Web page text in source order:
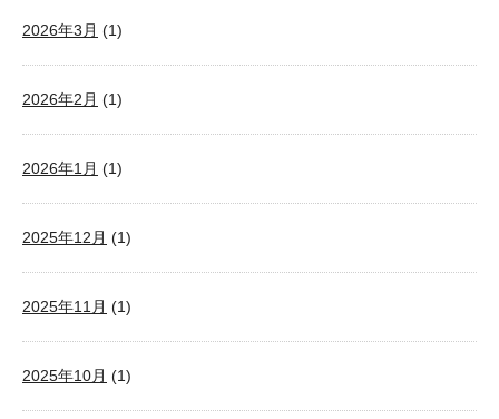
2026年3月 (1)
2026年2月 (1)
2026年1月 (1)
2025年12月 (1)
2025年11月 (1)
2025年10月 (1)